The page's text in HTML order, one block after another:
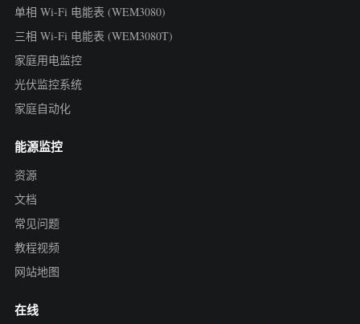
单相 Wi-Fi 电能表 (WEM3080)
三相 Wi-Fi 电能表 (WEM3080T)
家庭用电监控
光伏监控系统
家庭自动化
能源监控
资源
文档
常见问题
教程视频
网站地图
在线